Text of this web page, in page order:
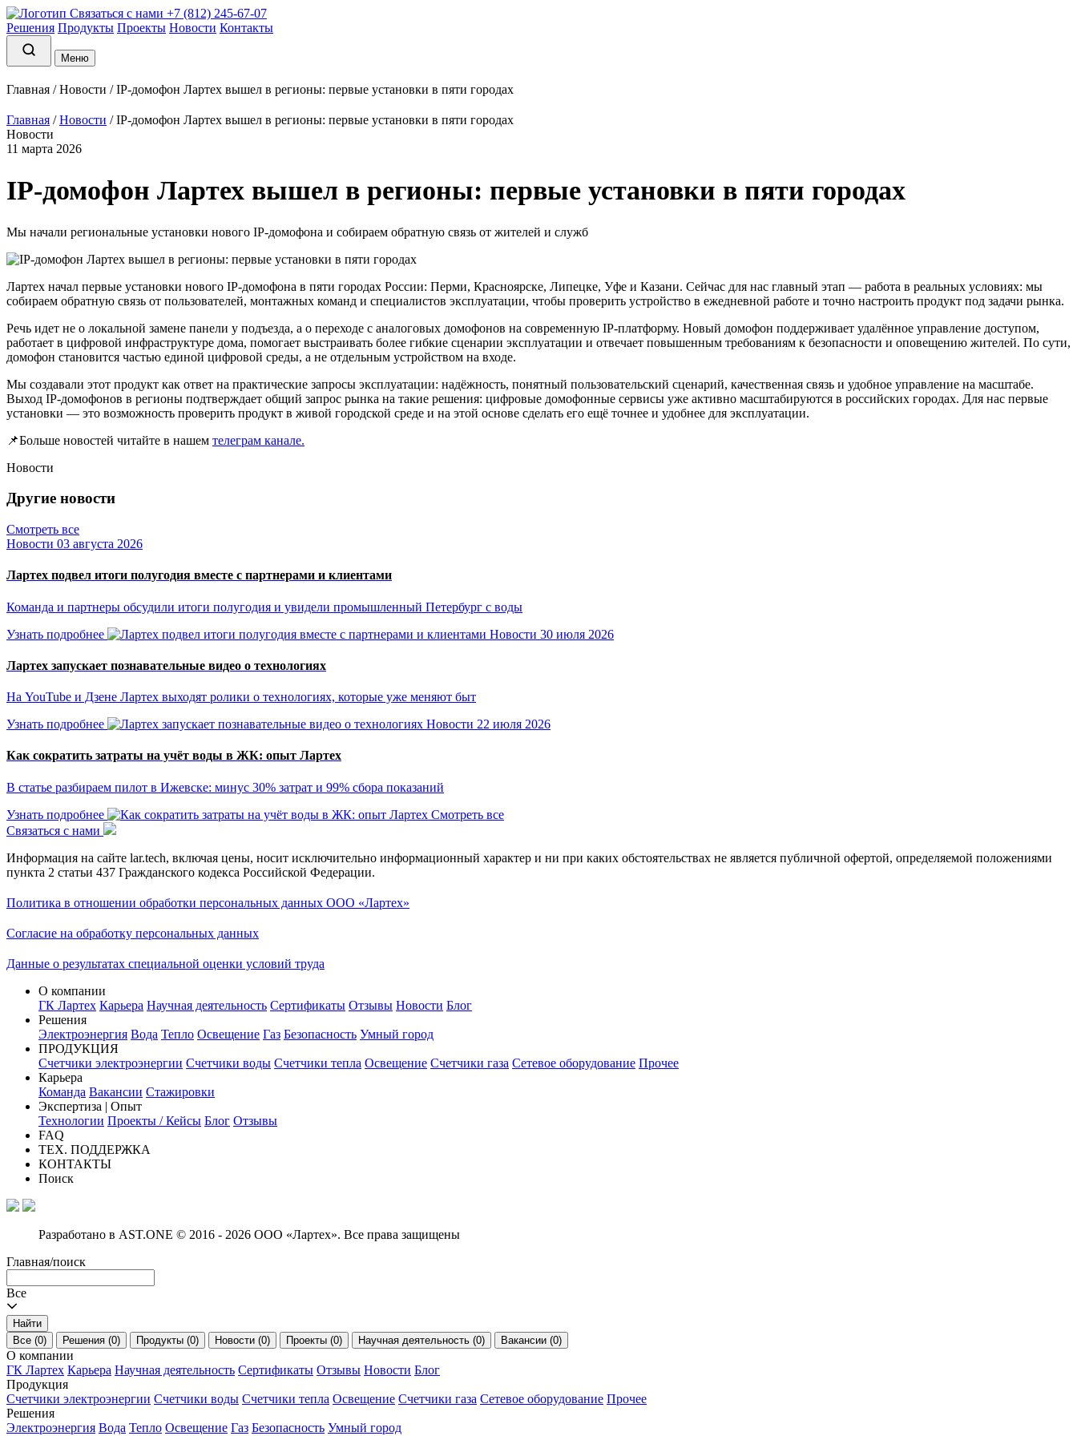
Связаться с нами +7 (812) 245-67-07
Решения Продукты Проекты Новости Контакты
Меню
Главная / Новости / IP-домофон Лартех вышел в регионы: первые установки в пяти городах
Главная / Новости / IP-домофон Лартех вышел в регионы: первые установки в пяти городах
Новости
11 марта 2026
IP-домофон Лартех вышел в регионы: первые установки в пяти городах
Мы начали региональные установки нового IP-домофона и собираем обратную связь от жителей и служб
Лартех начал первые установки нового IP-домофона в пяти городах России: Перми, Красноярске, Липецке, Уфе и Казани. Сейчас для нас главный этап — работа в реальных условиях: мы
собираем обратную связь от пользователей, монтажных команд и специалистов эксплуатации, чтобы проверить устройство в ежедневной работе и точно настроить продукт под задачи рынка.
Речь идет не о локальной замене панели у подъезда, а о переходе с аналоговых домофонов на современную IP-платформу. Новый домофон поддерживает удалённое управление доступом,
работает в цифровой инфраструктуре дома, помогает выстраивать более гибкие сценарии эксплуатации и отвечает повышенным требованиям к безопасности и оповещению жителей. По сути,
домофон становится частью единой цифровой среды, а не отдельным устройством на входе.
Мы создавали этот продукт как ответ на практические запросы эксплуатации: надёжность, понятный пользовательский сценарий, качественная связь и удобное управление на масштабе.
Выход IP-домофонов в регионы подтверждает общий запрос рынка на такие решения: цифровые домофонные сервисы уже активно масштабируются в российских городах. Для нас первые
установки — это возможность проверить продукт в живой городской среде и на этой основе сделать его ещё точнее и удобнее для эксплуатации.
📌Больше новостей читайте в нашем телеграм канале.
Новости
Другие новости
Смотреть все
Новости 03 августа 2026
Лартех подвел итоги полугодия вместе с партнерами и клиентами
Команда и партнеры обсудили итоги полугодия и увидели промышленный Петербург с воды
Узнать подробнее
Новости 30 июля 2026
Лартех запускает познавательные видео о технологиях
На YouTube и Дзене Лартех выходят ролики о технологиях, которые уже меняют быт
Узнать подробнее
Новости 22 июля 2026
Как сократить затраты на учёт воды в ЖК: опыт Лартех
В статье разбираем пилот в Ижевске: минус 30% затрат и 99% сбора показаний
Узнать подробнее
Смотреть все
Связаться с нами
Информация на сайте lar.tech, включая цены, носит исключительно информационный характер и ни при каких обстоятельствах не является публичной офертой, определяемой положениями
пункта 2 статьи 437 Гражданского кодекса Российской Федерации.
Политика в отношении обработки персональных данных ООО «Лартех»
Согласие на обработку персональных данных
Данные о результатах специальной оценки условий труда
О компании
ГК Лартех Карьера Научная деятельность Сертификаты Отзывы Новости Блог
Решения
Электроэнергия Вода Тепло Освещение Газ Безопасность Умный город
ПРОДУКЦИЯ
Счетчики электроэнергии Счетчики воды Счетчики тепла Освещение Счетчики газа Сетевое оборудование Прочее
Карьера
Команда Вакансии Стажировки
Экспертиза | Опыт
Технологии Проекты / Кейсы Блог Отзывы
FAQ
ТЕХ. ПОДДЕРЖКА
КОНТАКТЫ
Поиск
Разработано в AST.ONE © 2016 - 2026 ООО «Лартех». Все права защищены
Главная/поиск
Все
Найти
Все (0)
Решения (0) Продукты (0) Новости (0) Проекты (0) Научная деятельность (0) Вакансии (0)
О компании
ГК Лартех Карьера Научная деятельность Сертификаты Отзывы Новости Блог
Продукция
Счетчики электроэнергии Счетчики воды Счетчики тепла Освещение Счетчики газа Сетевое оборудование Прочее
Решения
Электроэнергия Вода Тепло Освещение Газ Безопасность Умный город